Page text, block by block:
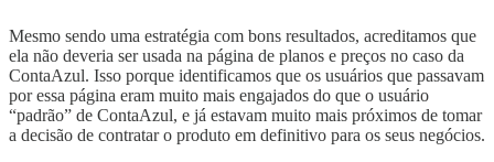
Mesmo sendo uma estratégia com bons resultados, acreditamos que
ela não deveria ser usada na página de planos e preços no caso da
ContaAzul. Isso porque identificamos que os usuários que passavam
por essa página eram muito mais engajados do que o usuário
“padrão” de ContaAzul, e já estavam muito mais próximos de tomar
a decisão de contratar o produto em definitivo para os seus negócios.